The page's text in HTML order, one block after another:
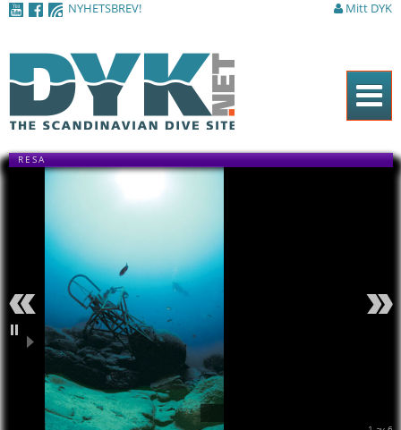
NYHETSBREV! Mitt DYK
Hem
Tidningen
Artiklar
DYK Guiden
Shop
Kontakt
Sök
RESA
Föregående